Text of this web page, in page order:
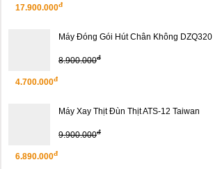
17.900.000đ
Máy Đóng Gói Hút Chân Không DZQ320
8.900.000đ
4.700.000đ
Máy Xay Thịt Đùn Thịt ATS-12 Taiwan
9.900.000đ
6.890.000đ